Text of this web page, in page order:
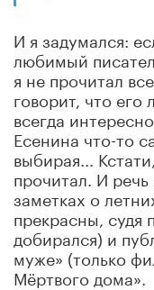
И я задумался:
любимый
я не прочитал
говорит, что
всегда
Есенина что-то
выбирая...
прочитал. И
заметках о
прекрасны, судя
добирался) и
муже» (только
Мёртвого дома».